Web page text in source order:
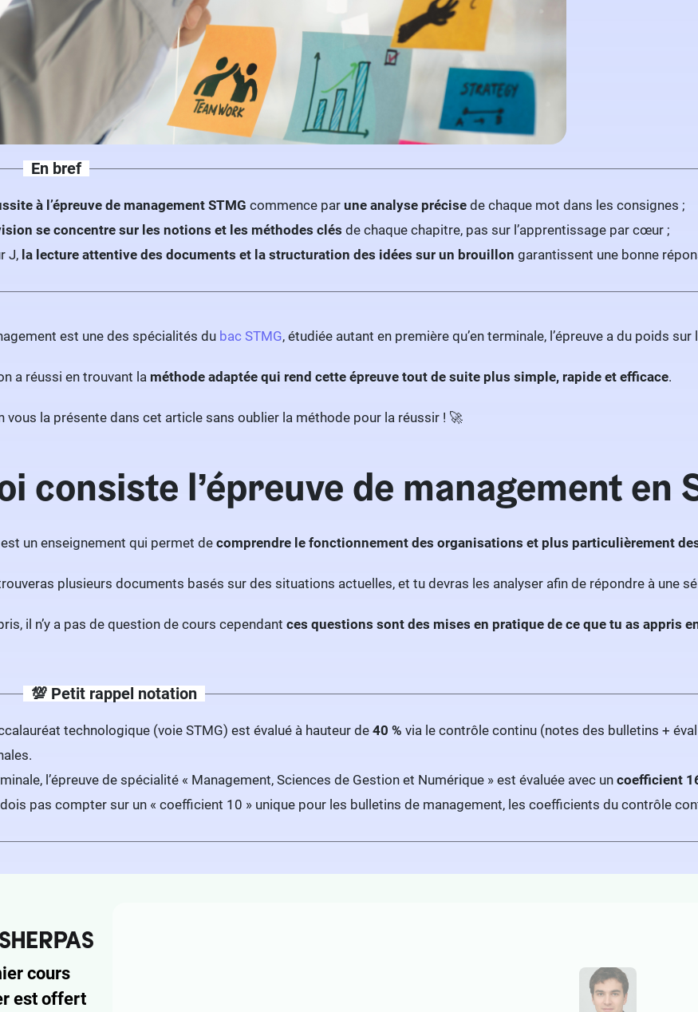
En bref
à l’épreuve de management STMG commence par une analyse précise de chaque mot dans les consignes ;
se concentre sur les notions et les méthodes clés de chaque chapitre, pas sur l’apprentissage par cœur ;
J, la lecture attentive des documents et la structuration des idées sur un brouillon garantissent une bonne
est une des spécialités du bac STMG, étudiée autant en première qu’en terminale, l’épreuve a du poids
a réussi en trouvant la méthode adaptée qui rend cette épreuve tout de suite plus simple, rapide et efficace.
vous la présente dans cet article sans oublier la méthode pour la réussir ! 🚀
consiste l’épreuve de management en
un enseignement qui permet de comprendre le fonctionnement des organisations et plus particulièrement
plusieurs documents basés sur des situations actuelles, et tu devras les analyser afin de répondre à une
il n’y a pas de question de cours cependant ces questions sont des mises en pratique de ce que tu as appris
💯 Petit rappel notation
technologique (voie STMG) est évalué à hauteur de 40 % via le contrôle continu (notes des bulletins +
l’épreuve de spécialité « Management, Sciences de Gestion et Numérique » est évaluée avec un coefficient
dois pas compter sur un « coefficient 10 » unique pour les bulletins de management, les coefficients du contrôle
cours
est offert